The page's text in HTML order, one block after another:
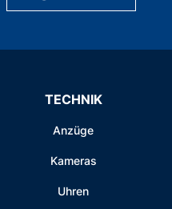
TECHNIK
Anzüge
Kameras
Uhren